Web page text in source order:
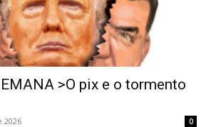
>O pix e o tormento
2026 0